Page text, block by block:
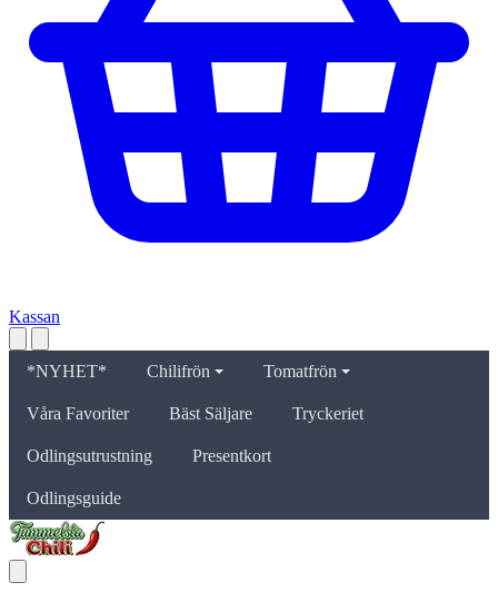
Kassan
*NYHET* Chilifrön Tomatfrön
Våra Favoriter Bäst Säljare Tryckeriet
Odlingsutrustning Presentkort
Odlingsguide